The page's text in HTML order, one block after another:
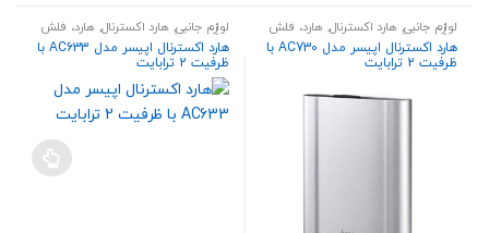
لوازم جانبی, هارد اکسترنال, هارد، فلش
و کارت حافظه
هارد اکسترنال اپیسر مدل AC730 با
ظرفیت 2 ترابایت
لوازم جانبی, هارد اکسترنال, هارد، فلش
و کارت حافظه
هارد اکسترنال اپیسر مدل AC633 با
ظرفیت 2 ترابایت